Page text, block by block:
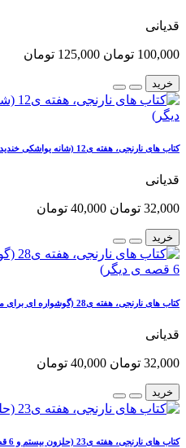
قدیانی
100,000 تومان 125,000 تومان
خرید
کتاب های نارنجی، هفته ی12 (شانه یواشکی خندید و 6 قصه ی دیگر)
قدیانی
32,000 تومان 40,000 تومان
خرید
کتاب های نارنجی، هفته ی28 (گوشواره ای برای موش خوشگله و 6 قصه ی دیگر)
قدیانی
32,000 تومان 40,000 تومان
خرید
کتاب های نارنجی، هفته ی23 (حلزون بیستم و 6 قصه ی دیگر)